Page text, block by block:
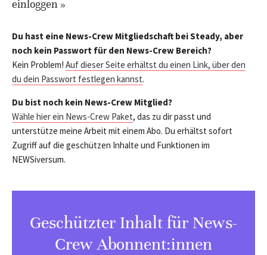
einloggen »
Du hast eine News-Crew Mitgliedschaft bei Steady, aber
noch kein Passwort für den News-Crew Bereich?
Kein Problem! Auf dieser Seite erhältst du einen Link, über den
du dein Passwort festlegen kannst.
Du bist noch kein News-Crew Mitglied?
Wähle hier ein News-Crew Paket, das zu dir passt und
unterstütze meine Arbeit mit einem Abo. Du erhältst sofort
Zugriff auf die geschützen Inhalte und Funktionen im
NEWSiversum.
Geschützter Inhalt für News-
Crew Abonnent:innen